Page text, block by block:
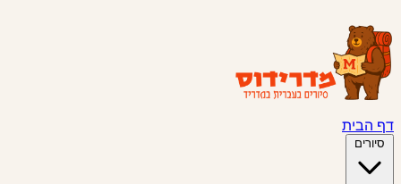
דף הבית
סיורים